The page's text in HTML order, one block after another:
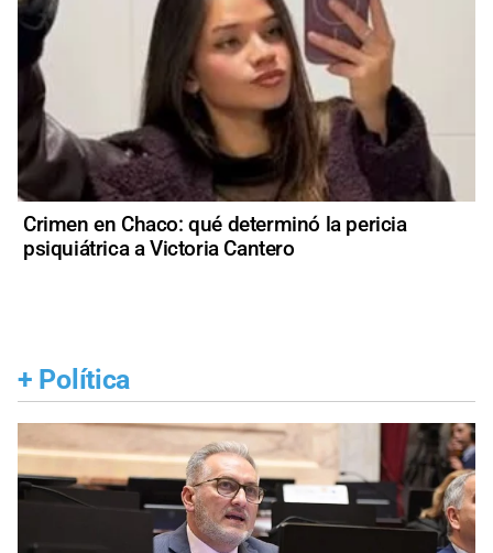
Crimen en Chaco: qué determinó la pericia
psiquiátrica a Victoria Cantero
+ Política